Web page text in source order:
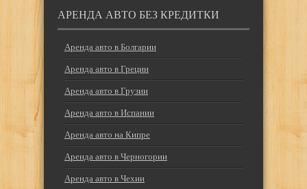
АРЕНДА АВТО БЕЗ КРЕДИТКИ
Аренда авто в Болгарии
Аренда авто в Греции
Аренда авто в Грузии
Аренда авто в Испании
Аренда авто на Кипре
Аренда авто в Черногории
Аренда авто в Чехии